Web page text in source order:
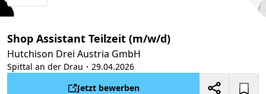
Shop Assistant Teilzeit (m/w/d)
Hutchison Drei Austria GmbH
Spittal an der Drau ・29.04.2026
Jetzt bewerben